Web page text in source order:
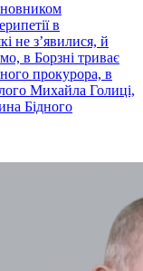
в
не з’явилися, й
в Борзні триває
прокурора, в
Михайла Голиці,
Бідного